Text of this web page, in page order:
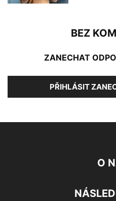
BEZ
ZANECHAT
PŘIHLÁSIT
O